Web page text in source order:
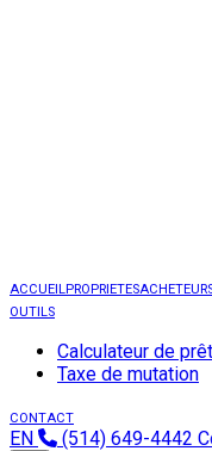
ACCUEILPROPRIETES
OUTILS
Calculateur de
Taxe de mutation
CONTACT
EN (514) 649-4442